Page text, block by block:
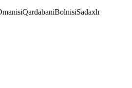
QardabaniBolnisiSadaxlı